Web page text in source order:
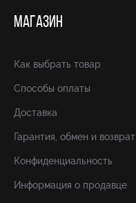
МАГАЗИН
Как выбрать товар
Способы оплаты
Доставка
Гарантия, обмен и возврат
Конфиденциальность
Информация о продавце